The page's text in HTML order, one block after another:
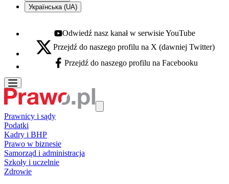
Українська (UA)
Youtube - otwiera się w nowej karcie
Odwiedź nasz kanał w serwisie YouTube
X - otwiera się w nowej karcie
Przejdź do naszego profilu na X (dawniej Twitter)
Facebook - otwiera się w nowej karcie
Przejdź do naszego profilu na Facebooku
Prawnicy i sądy
Podatki
Kadry i BHP
Prawo w biznesie
Samorząd i administracja
Szkoły i uczelnie
Zdrowie